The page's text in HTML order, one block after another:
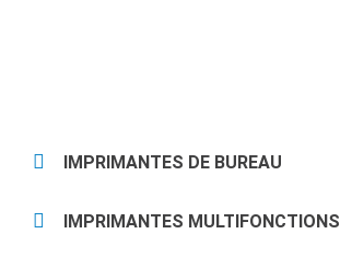
IMPRIMANTES DE BUREAU
IMPRIMANTES MULTIFONCTIONS